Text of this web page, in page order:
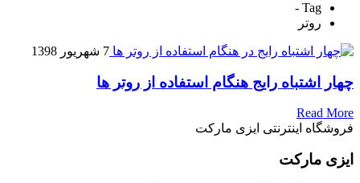
Tag -
روتر
7 شهریور 1398
چهار اشتباه رایج هنگام استفاده از روتر ها
Read More
فروشگاه اینترنتی ایزی مارکت
ایزی مارکت